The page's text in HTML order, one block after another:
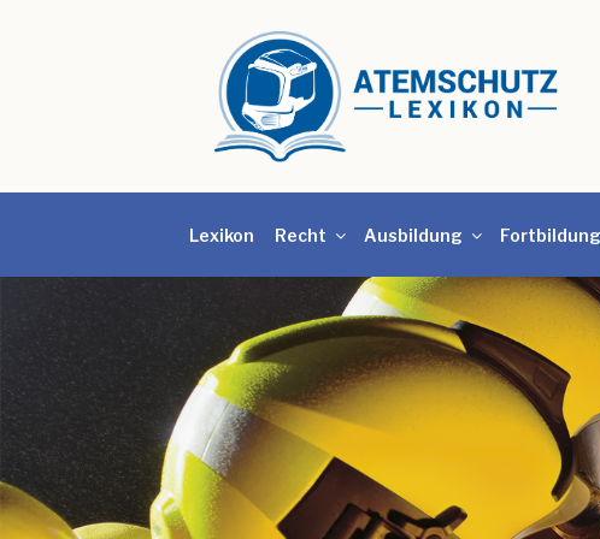
Lexikon Recht Ausbildung Fortbildung